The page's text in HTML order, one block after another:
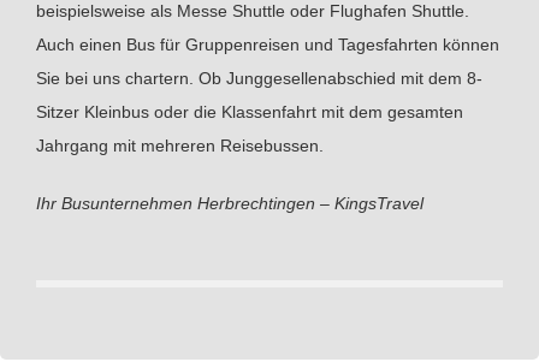
beispielsweise als Messe Shuttle oder Flughafen Shuttle.
Auch einen Bus für Gruppenreisen und Tagesfahrten können
Sie bei uns chartern. Ob Junggesellenabschied mit dem 8-
Sitzer Kleinbus oder die Klassenfahrt mit dem gesamten
Jahrgang mit mehreren Reisebussen.
Ihr Busunternehmen Herbrechtingen – KingsTravel